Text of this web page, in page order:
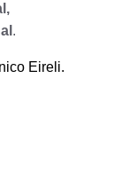
.
Eireli.